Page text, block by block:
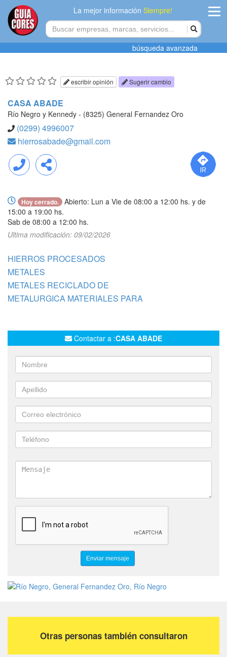
La mejor informaciónSiempre!
Agregar
Radios
Contactenos
búsqueda avanzada
escribir opinión Sugerir cambio
CASA ABADE
Río Negro y Kennedy - (8325) General Fernandez Oro
(0299) 4996007
hierrosabade@gmail.com
Llamar Compartir
Hoy cerrado.
Abierto: Lun a Vie de 08:00 a 12:00 hs. y de
15:00 a 19:00 hs.
Sab de 08:00 a 12:00 hs.
Ultima modificación: 09/02/2026
HIERROS PROCESADOS
METALES
METALES RECICLADO DE
METALURGICA MATERIALES PARA
Contactar a :CASA ABADE
Otras personas también consultaron